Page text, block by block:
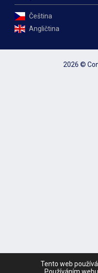
Čeština
Angličtina
2026 ©
Tento web